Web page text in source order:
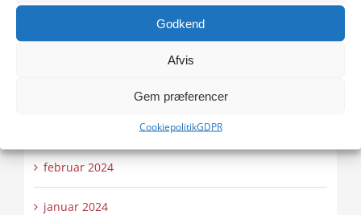
Godkend
Afvis
Gem præferencer
CookiepolitikGDPR
juni 2024
februar 2024
januar 2024